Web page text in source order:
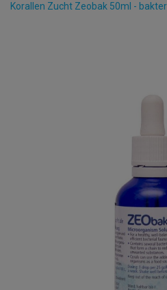
Korallen Zucht Zeobak 50ml -